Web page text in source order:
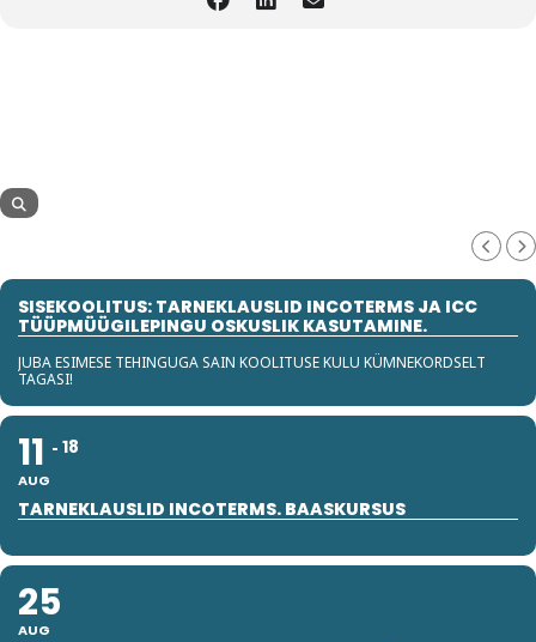
SISEKOOLITUS: TARNEKLAUSLID INCOTERMS JA ICC
TÜÜPMÜÜGILEPINGU OSKUSLIK KASUTAMINE.
JUBA ESIMESE TEHINGUGA SAIN KOOLITUSE KULU KÜMNEKORDSELT
TAGASI!
11
AUG
18
TARNEKLAUSLID INCOTERMS. BAASKURSUS
25
AUG